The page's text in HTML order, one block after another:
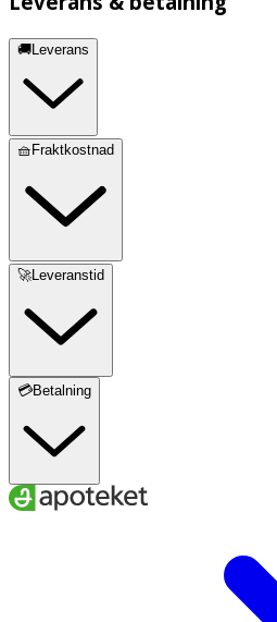
Märkning: NATRUE
🚚Leverans
🧺Fraktkostnad
🚀Leveranstid
💳Betalning